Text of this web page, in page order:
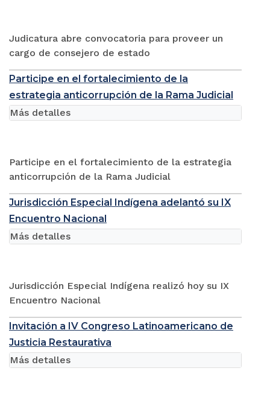
Judicatura abre convocatoria para proveer un
cargo de consejero de estado
Participe en el fortalecimiento de la
estrategia anticorrupción de la Rama Judicial
Participe en el fortalecimiento de la estrategia
anticorrupción de la Rama Judicial
Más detalles
Jurisdicción Especial Indígena adelantó su IX
Encuentro Nacional
Jurisdicción Especial Indígena realizó hoy su IX
Encuentro Nacional
Más detalles
Invitación a IV Congreso Latinoamericano de
Justicia Restaurativa
Más detalles